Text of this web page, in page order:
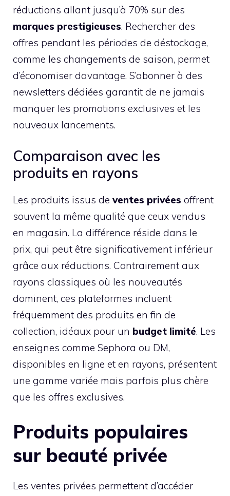
réductions allant jusqu’à 70% sur des
marques prestigieuses. Rechercher des
offres pendant les périodes de déstockage,
comme les changements de saison, permet
d’économiser davantage. S’abonner à des
newsletters dédiées garantit de ne jamais
manquer les promotions exclusives et les
nouveaux lancements.
Comparaison avec les
produits en rayons
Les produits issus de ventes privées offrent
souvent la même qualité que ceux vendus
en magasin. La différence réside dans le
prix, qui peut être significativement inférieur
grâce aux réductions. Contrairement aux
rayons classiques où les nouveautés
dominent, ces plateformes incluent
fréquemment des produits en fin de
collection, idéaux pour un budget limité. Les
enseignes comme Sephora ou DM,
disponibles en ligne et en rayons, présentent
une gamme variée mais parfois plus chère
que les offres exclusives.
Produits populaires
sur beauté privée
Les ventes privées permettent d’accéder